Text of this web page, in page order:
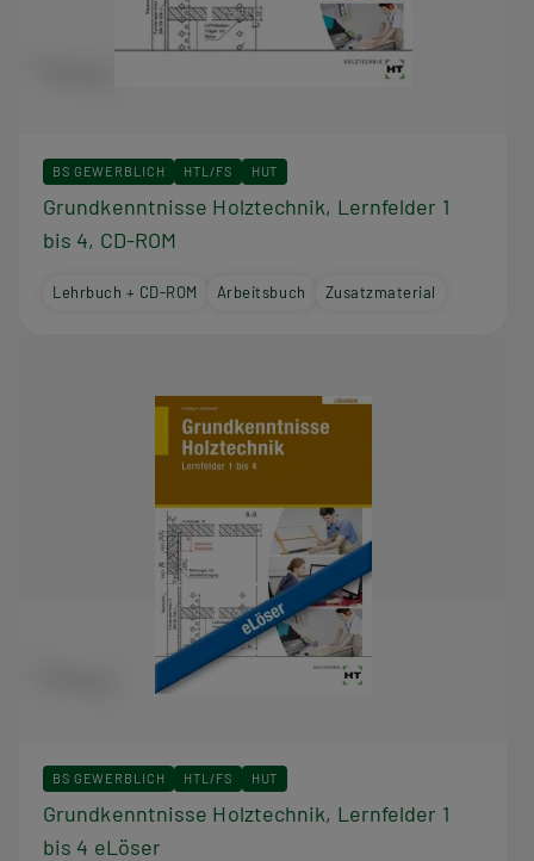
BS GEWERBLICH HTL/FS HUT
Grundkenntnisse Holztechnik, Lernfelder 1
bis 4, CD-ROM
Lehrbuch + CD-ROM Arbeitsbuch Zusatzmaterial
BS GEWERBLICH HTL/FS HUT
Grundkenntnisse Holztechnik, Lernfelder 1
bis 4 eLöser